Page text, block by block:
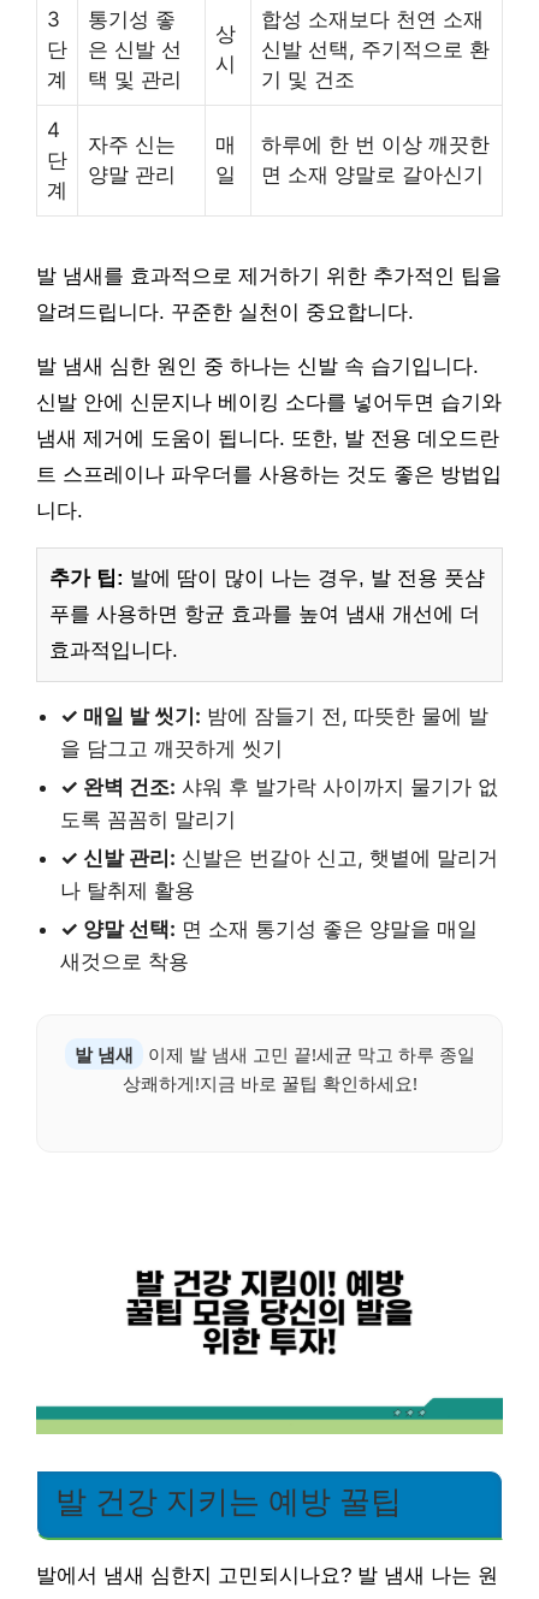
3
단
계
통기성 좋
은 신발 선
택 및 관리
상
시
합성 소재보다 천연 소재
신발 선택, 주기적으로 환
기 및 건조
4
단
계
자주 신는
양말 관리
매
일
하루에 한 번 이상 깨끗한
면 소재 양말로 갈아신기
발 냄새를 효과적으로 제거하기 위한 추가적인 팁을
알려드립니다. 꾸준한 실천이 중요합니다.
발 냄새 심한 원인 중 하나는 신발 속 습기입니다.
신발 안에 신문지나 베이킹 소다를 넣어두면 습기와
냄새 제거에 도움이 됩니다. 또한, 발 전용 데오드란
트 스프레이나 파우더를 사용하는 것도 좋은 방법입
니다.
추가 팁: 발에 땀이 많이 나는 경우, 발 전용 풋샴
푸를 사용하면 항균 효과를 높여 냄새 개선에 더
효과적입니다.
✓ 매일 발 씻기: 밤에 잠들기 전, 따뜻한 물에 발
을 담그고 깨끗하게 씻기
✓ 완벽 건조: 샤워 후 발가락 사이까지 물기가 없
도록 꼼꼼히 말리기
✓ 신발 관리: 신발은 번갈아 신고, 햇볕에 말리거
나 탈취제 활용
✓ 양말 선택: 면 소재 통기성 좋은 양말을 매일
새것으로 착용
발 냄새
이제 발 냄새 고민 끝!세균 막고 하루 종일
상쾌하게!지금 바로 꿀팁 확인하세요!
발 건강 지키는 예방 꿀팁
발에서 냄새 심한지 고민되시나요? 발 냄새 나는 원